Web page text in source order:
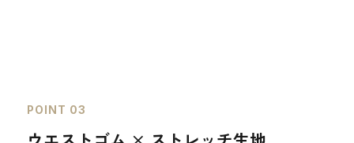
POINT 03